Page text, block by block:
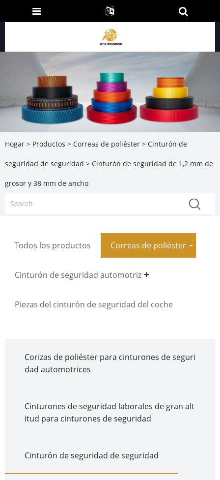
Hogar > Productos > Correas de poliéster > Cinturón de
seguridad de seguridad > Cinturón de seguridad de 1,2 mm de
grosor y 38 mm de ancho
Todos los productos Correas de poliéster
Cinturón de seguridad automotriz
Piezas del cinturón de seguridad del coche
Corizas de poliéster para cinturones de seguri
dad automotrices
Cinturones de seguridad laborales de gran alt
itud para cinturones de seguridad
Cinturón de seguridad de seguridad